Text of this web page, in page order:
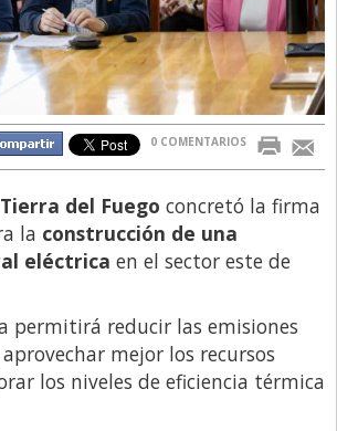
0 COMENTARIOS
del Fuego concretó la firma
la construcción de una
eléctrica en el sector este de
permitirá reducir las emisiones
mejor los recursos
los niveles de eficiencia térmica